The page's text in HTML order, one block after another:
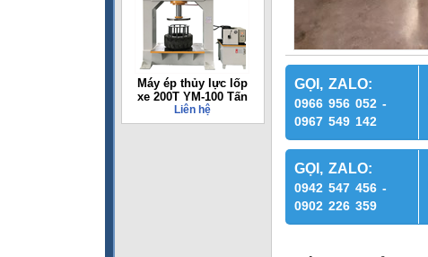
Máy ép thủy lực lốp
xe 200T YM-100 Tấn
Liên hệ
GỌI, ZALO:
0966 956 052 -
0967 549 142
GỌI, ZALO:
0942 547 456 -
0902 226 359